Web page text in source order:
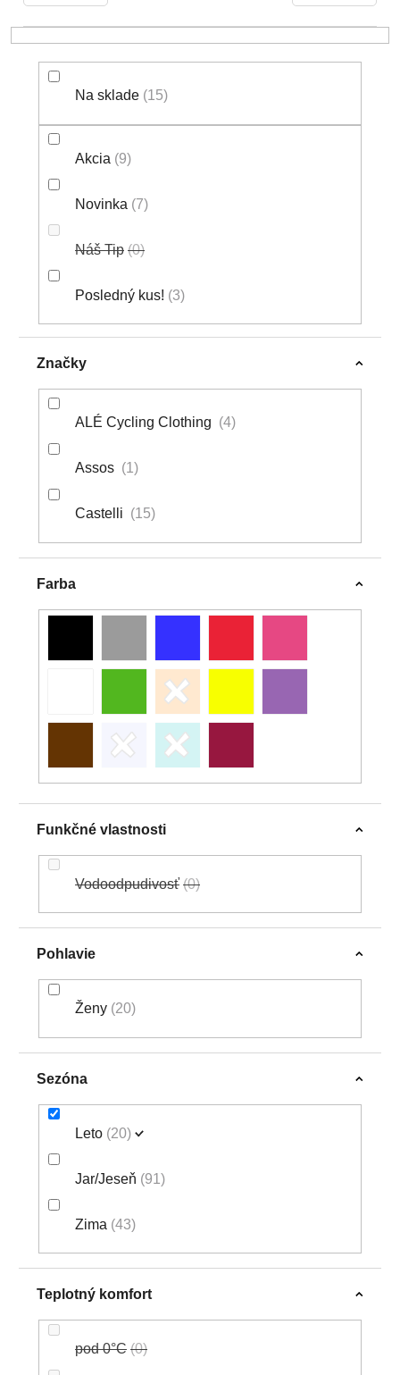
U
Na sklade 15
Akcia 9
Novinka 7
Náš Tip 0
Posledný kus! 3
Značky
ALÉ Cycling Clothing 4
Assos 1
Castelli 15
Farba
Funkčné vlastnosti
Vodoodpudivosť 0
Pohlavie
Ženy 20
Sezóna
Leto 20
Jar/Jeseň 91
Zima 43
Teplotný komfort
pod 0°C 0